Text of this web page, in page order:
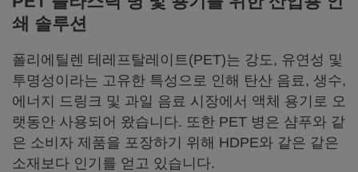
쇄 솔루션
폴리에틸렌 테레프탈레이트(PET)는 강도, 유연성 및
투명성이라는 고유한 특성으로 인해 탄산 음료, 생수,
에너지 드링크 및 과일 음료 시장에서 액체 용기로 오
랫동안 사용되어 왔습니다. 또한 PET 병은 샴푸와 같
은 소비자 제품을 포장하기 위해 HDPE와 같은 같은
소재보다 인기를 얻고 있습니다.